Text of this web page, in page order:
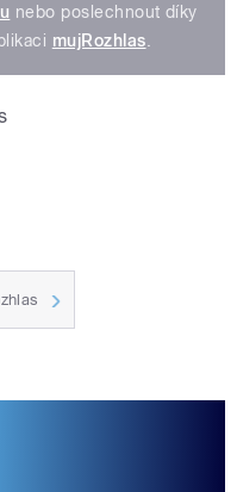
nebo poslechnout díky
mujRozhlas